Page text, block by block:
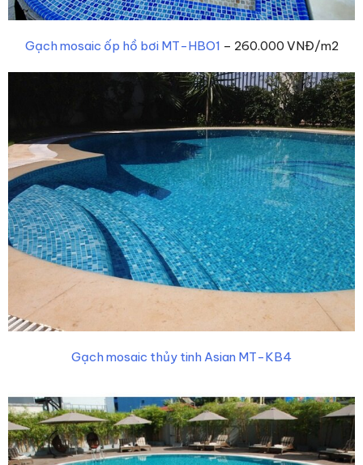
Gạch mosaic ốp hồ bơi MT-HBO1 – 260.000 VNĐ/m2
Gạch mosaic thủy tinh Asian MT-KB4